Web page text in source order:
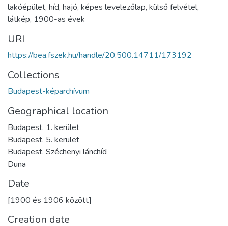
lakóépület, híd, hajó, képes levelezőlap, külső felvétel,
látkép, 1900-as évek
URI
https://bea.fszek.hu/handle/20.500.14711/173192
Collections
Budapest-képarchívum
Geographical location
Budapest. 1. kerület
Budapest. 5. kerület
Budapest. Széchenyi lánchíd
Duna
Date
[1900 és 1906 között]
Creation date